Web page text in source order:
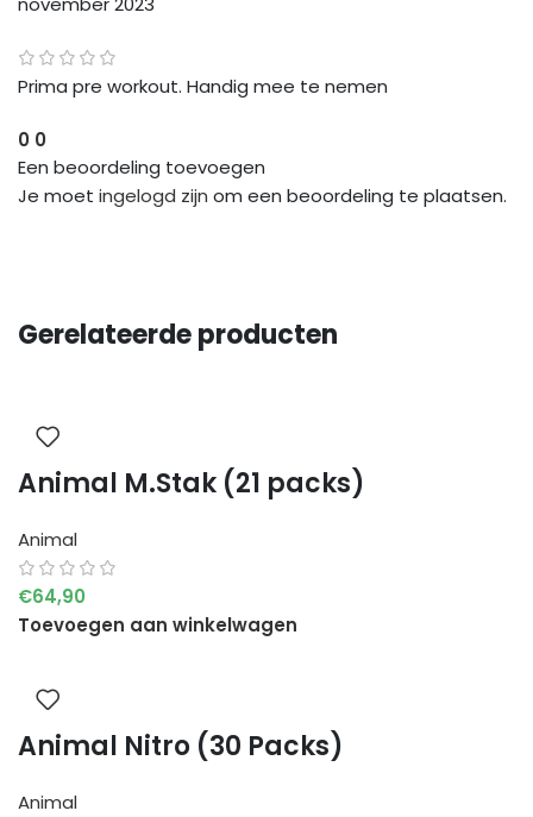
Prima pre workout. Handig mee te nemen
0 0
Een beoordeling toevoegen
Je moet ingelogd zijn om een beoordeling te plaatsen.
Gerelateerde producten
Animal M.Stak (21 packs)
Animal
€64,90
Toevoegen aan winkelwagen
Animal Nitro (30 Packs)
Animal